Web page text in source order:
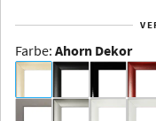
Dakota -
Rahmenloser
Farbe: Ahorn Dekor